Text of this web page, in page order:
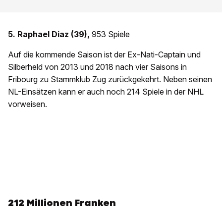
5. Raphael Diaz (39), 953 Spiele
Auf die kommende Saison ist der Ex-Nati-Captain und
Silberheld von 2013 und 2018 nach vier Saisons in
Fribourg zu Stammklub Zug zurückgekehrt. Neben seinen
NL-Einsätzen kann er auch noch 214 Spiele in der NHL
vorweisen.
212 Millionen Franken